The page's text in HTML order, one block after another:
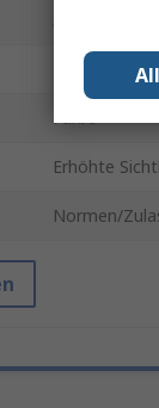
Farbe
Erhöhte
Normen/